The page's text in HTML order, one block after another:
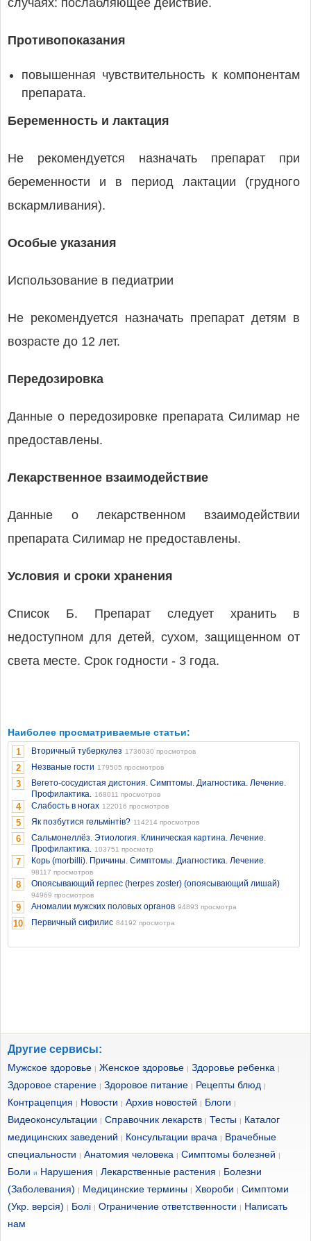
случаях: послабляющее действие.
Противопоказания
повышенная чувствительность к компонентам
препарата.
Беременность и лактация
Не рекомендуется назначать препарат при
беременности и в период лактации (грудного
вскармливания).
Особые указания
Использование в педиатрии
Не рекомендуется назначать препарат детям в
возрасте до 12 лет.
Передозировка
Данные о передозировке препарата Силимар не
предоставлены.
Лекарственное взаимодействие
Данные о лекарственном взаимодействии
препарата Силимар не предоставлены.
Условия и сроки хранения
Список Б. Препарат следует хранить в
недоступном для детей, сухом, защищенном от
света месте. Срок годности - 3 года.
Наиболее просматриваемые статьи:
1 Вторичный туберкулез 1736030 просмотров
2 Незваные гости 179505 просмотров
3
Вегето-сосудистая дистония. Симптомы. Диагностика. Лечение.
Профилактика. 168011 просмотров
4 Слабость в ногах 122016 просмотров
5 Як позбутися гельмінтів? 114214 просмотров
6
Сальмонеллёз. Этиология. Клиническая картина. Лечение.
Профилактика. 103751 просмотр
7 Корь (morbilli). Причины. Симптомы. Диагностика. Лечение.
98117 просмотров
8 Опоясывающий герпес (herpes zoster) (опоясывающий лишай)
94969 просмотров
9 Аномалии мужских половых органов 94893 просмотра
10 Первичный сифилис 84192 просмотра
Другие сервисы:
Мужское здоровье | Женское здоровье | Здоровье ребенка |
Здоровое старение | Здоровое питание | Рецепты блюд |
Контрацепция | Новости | Архив новостей | Блоги |
Видеоконсультации | Справочник лекарств | Тесты | Каталог
медицинских заведений | Консультации врача | Врачебные
специальности | Анатомия человека | Симптомы болезней |
Боли и Нарушения | Лекарственные растения | Болезни
(Заболевания) | Медицинские термины | Хвороби | Симптоми
(Укр. версія) | Болі | Ограничение ответственности | Написать
нам